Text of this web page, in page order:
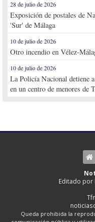
28 de julio de 2026
Exposición de postales de
'Sur' de Málaga
10 de julio de 2026
Otro incendio en Vélez-
10 de julio de 2026
La Policía Nacional detiene
en un centro de menores de
Editado por
Queda prohibida la